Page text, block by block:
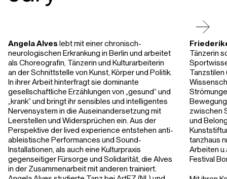
Angela Alveslebt mit einer chronisch-
neurologischen Erkrankung in Berlin und arbeitet
als Choreografin, Tänzerin und Kulturarbeiterin
an der Schnittstelle von Kunst, Körper und Politik.
In ihrer Arbeit hinterfragt sie dominante
gesellschaftliche Erzählungen von „gesund“ und
„krank“ und bringt ihr sensibles und intelligentes
Nervensystem in die Auseinandersetzung mit
Leerstellen und Widersprüchen ein. Aus der
Perspektive der lived experience entstehen anti-
ableistische Performances und Sound-
Installationen, als auch eine Kulturpraxis
gegenseitiger Fürsorge und Solidarität, die Alves
in der Zusammenarbeit mit anderen trainiert.
Tänzerin
Tanzstilen
zwischen
und
tanzhaus
Arbeiten
Festival